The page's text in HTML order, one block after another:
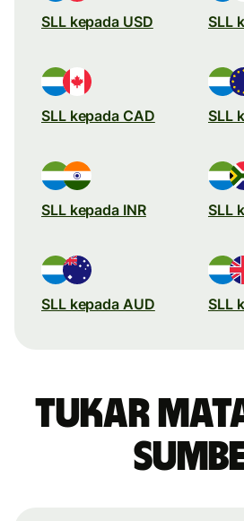
SLL kepada USD SLL
SLL kepada CAD SLL
SLL kepada INR SLL
SLL kepada AUD SLL
Tukar